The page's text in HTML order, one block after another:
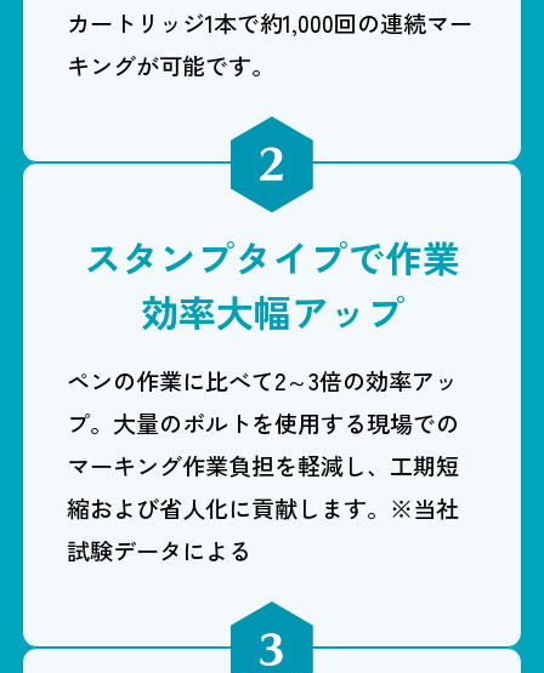
カートリッジ1本で約1,000回の連続マー
キングが可能です。
スタンプタイプで作業
効率大幅アップ
ペンの作業に比べて2～3倍の効率アッ
プ。大量のボルトを使用する現場での
マーキング作業負担を軽減し、工期短
縮および省人化に貢献します。※当社
試験データによる